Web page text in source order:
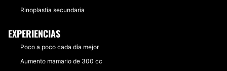
Rinoplastia secundaria
EXPERIENCIAS
Poco a poco cada día mejor
Aumento mamario de 300 cc